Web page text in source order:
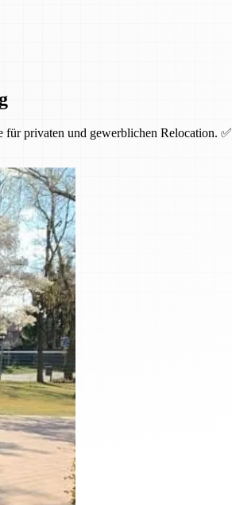
für privaten und gewerblichen Relocation. ✅